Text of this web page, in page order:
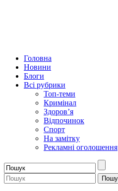
Головна
Новини
Блоги
Всі рубрики
Топ-теми
Кримінал
Здоров’я
Відпочинок
Спорт
На замітку
Рекламні оголошення